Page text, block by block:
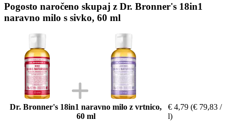
Pogosto naročeno skupaj z Dr. Bronner's 18in1
naravno milo s sivko, 60 ml
Dr. Bronner's 18in1 naravno milo z vrtnico,
60 ml
€ 4,79 (€ 79,83 /
l)